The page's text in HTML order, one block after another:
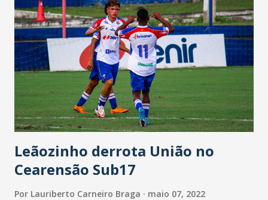
Leãozinho derrota União no
Cearensão Sub17
Por Lauriberto Carneiro Braga maio 07, 2022